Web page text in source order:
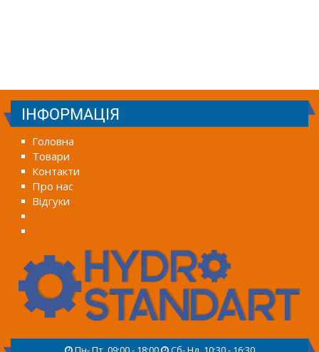
ІНФОРМАЦІЯ
Головна
Товари
Контакти
Про нас
Відгуки